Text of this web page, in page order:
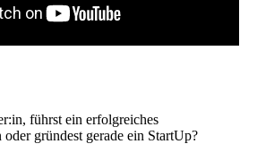
führst ein erfolgreiches
gründest gerade ein StartUp?